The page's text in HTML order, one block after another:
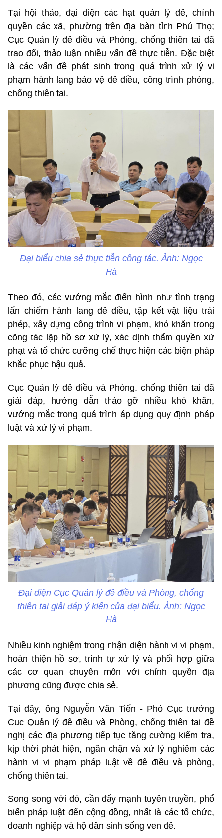
Tại hội thảo, đại diện các hạt quản lý đê, chính
quyền các xã, phường trên địa bàn tỉnh Phú Thọ;
Cục Quản lý đê điều và Phòng, chống thiên tai đã
trao đổi, thảo luận nhiều vấn đề thực tiễn. Đặc biệt
là các vấn đề phát sinh trong quá trình xử lý vi
phạm hành lang bảo vệ đê điều, công trình phòng,
chống thiên tai.
Đại biểu chia sẻ thực tiễn công tác. Ảnh: Ngọc
Hà
Theo đó, các vướng mắc điển hình như tình trạng
lấn chiếm hành lang đê điều, tập kết vật liệu trái
phép, xây dựng công trình vi phạm, khó khăn trong
công tác lập hồ sơ xử lý, xác định thẩm quyền xử
phạt và tổ chức cưỡng chế thực hiện các biện pháp
khắc phục hậu quả.
Cục Quản lý đê điều và Phòng, chống thiên tai đã
giải đáp, hướng dẫn tháo gỡ nhiều khó khăn,
vướng mắc trong quá trình áp dụng quy định pháp
luật và xử lý vi phạm.
Đại diện Cục Quản lý đê điều và Phòng, chống
thiên tai giải đáp ý kiến của đại biểu. Ảnh: Ngọc
Hà
Nhiều kinh nghiệm trong nhận diện hành vi vi phạm,
hoàn thiện hồ sơ, trình tự xử lý và phối hợp giữa
các cơ quan chuyên môn với chính quyền địa
phương cũng được chia sẻ.
Tại đây, ông Nguyễn Văn Tiến - Phó Cục trưởng
Cục Quản lý đê điều và Phòng, chống thiên tai đề
nghị các địa phương tiếp tục tăng cường kiểm tra,
kịp thời phát hiện, ngăn chặn và xử lý nghiêm các
hành vi vi phạm pháp luật về đê điều và phòng,
chống thiên tai.
Song song với đó, cần đẩy mạnh tuyên truyền, phổ
biến pháp luật đến cộng đồng, nhất là các tổ chức,
doanh nghiệp và hộ dân sinh sống ven đê.